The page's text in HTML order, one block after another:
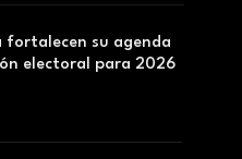
fortalecen su agenda
electoral para 2026